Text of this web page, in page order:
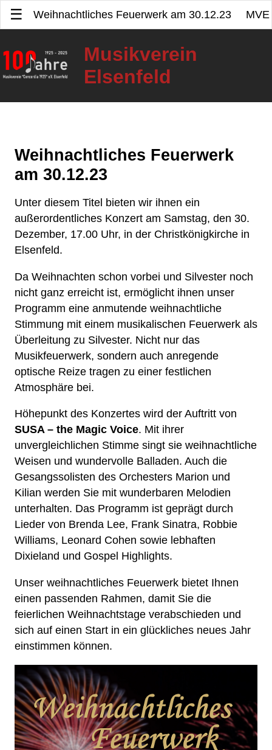
☰ Weihnachtliches Feuerwerk am 30.12.23 MVE
NEWS
TERMINE
BILDER
VEREINSGESCHICHTE
AKTIVEN
VORSTANDSCHAFT
ELSENFELDER MUSIKFLÖHE
KONTAKT
Musikverein
Elsenfeld
Weihnachtliches Feuerwerk
am 30.12.23
Unter diesem Titel bieten wir ihnen ein
außerordentliches Konzert am Samstag, den 30.
Dezember, 17.00 Uhr, in der Christkönigkirche in
Elsenfeld.
Da Weihnachten schon vorbei und Silvester noch
nicht ganz erreicht ist, ermöglicht ihnen unser
Programm eine anmutende weihnachtliche
Stimmung mit einem musikalischen Feuerwerk als
Überleitung zu Silvester. Nicht nur das
Musikfeuerwerk, sondern auch anregende
optische Reize tragen zu einer festlichen
Atmosphäre bei.
Höhepunkt des Konzertes wird der Auftritt von
SUSA – the Magic Voice. Mit ihrer
unvergleichlichen Stimme singt sie weihnachtliche
Weisen und wundervolle Balladen. Auch die
Gesangssolisten des Orchesters Marion und
Kilian werden Sie mit wunderbaren Melodien
unterhalten. Das Programm ist geprägt durch
Lieder von Brenda Lee, Frank Sinatra, Robbie
Williams, Leonard Cohen sowie lebhaften
Dixieland und Gospel Highlights.
Unser weihnachtliches Feuerwerk bietet Ihnen
einen passenden Rahmen, damit Sie die
feierlichen Weihnachtstage verabschieden und
sich auf einen Start in ein glückliches neues Jahr
einstimmen können.